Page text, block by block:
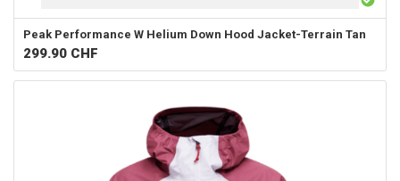
Peak Performance W Helium Down Hood Jacket-Terrain Tan
299.90 CHF